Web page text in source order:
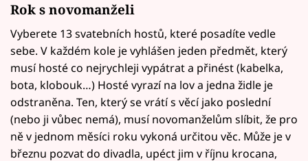
Rok s novomanželi
Vyberete 13 svatebních hostů, které posadíte vedle
sebe. V každém kole je vyhlášen jeden předmět, který
musí hosté co nejrychleji vypátrat a přinést (kabelka,
bota, klobouk…) Hosté vyrazí na lov a jedna židle je
odstraněna. Ten, který se vrátí s věcí jako poslední
(nebo ji vůbec nemá), musí novomanželům slíbit, že pro
ně v jednom měsíci roku vykoná určitou věc. Může je v
březnu pozvat do divadla, upéct jim v říjnu krocana,